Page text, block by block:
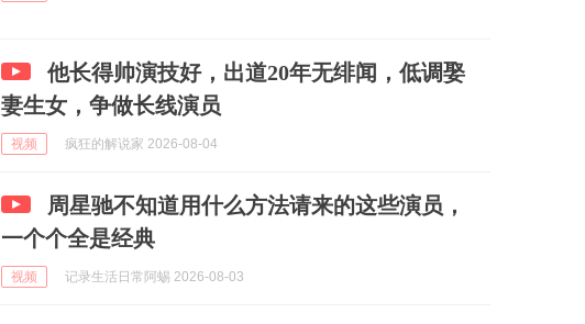
他长得帅演技好，出道20年无绯闻，低调娶
妻生女，争做长线演员
视频 疯狂的解说家 2026-08-04
周星驰不知道用什么方法请来的这些演员，
一个个全是经典
视频 记录生活日常阿蜴 2026-08-03